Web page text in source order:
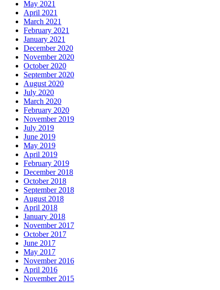
May 2021
April 2021
March 2021
February 2021
January 2021
December 2020
November 2020
October 2020
September 2020
August 2020
July 2020
March 2020
February 2020
November 2019
July 2019
June 2019
May 2019
April 2019
February 2019
December 2018
October 2018
September 2018
August 2018
April 2018
January 2018
November 2017
October 2017
June 2017
May 2017
November 2016
April 2016
November 2015